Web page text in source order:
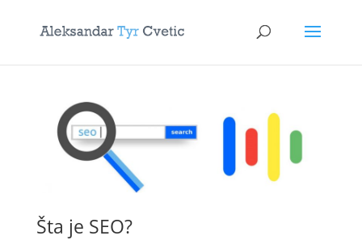
Šta je SEO?